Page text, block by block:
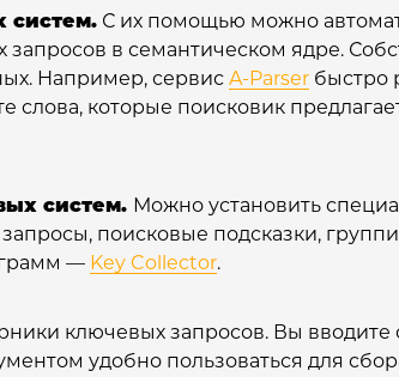
систем. С их помощью можно
запросов в семантическом ядре.
Например, сервис A-Parser быстро
слова, которые поисковик
систем. Можно установить
поисковые подсказки,
— Key Collector.
ключевых запросов. Вы вводите
удобно пользоваться для